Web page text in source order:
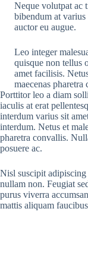
Neque volutpat ac
bibendum at
auctor eu augue.
Leo integer
quisque non tellus
amet facilisis.
maecenas pharetra
Porttitor leo a diam
iaculis at erat
interdum varius sit
interdum. Netus et
pharetra convallis.
posuere ac.
Nisl suscipit
nullam non. Feugiat
purus viverra
mattis aliquam